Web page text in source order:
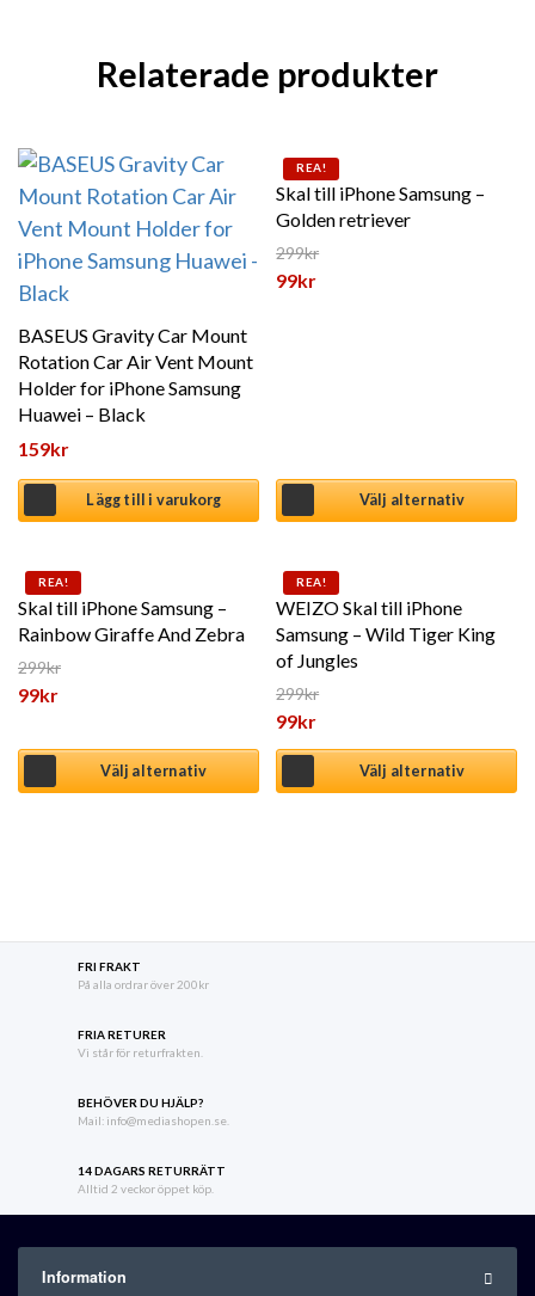
Relaterade produkter
BASEUS Gravity Car Mount
Rotation Car Air Vent Mount
Holder for iPhone Samsung
Huawei – Black
159kr
Lägg till i varukorg
REA!
Skal till iPhone Samsung –
Golden retriever
299kr
Det ursprungliga priset var:
99kr
Välj alternativ
Den här produkten har
REA!
Skal till iPhone Samsung –
Rainbow Giraffe And Zebra
299kr
Det ursprungliga priset var: 299kr.
99kr
Det nuvarande priset är: 99kr.
Välj alternativ
Den här produkten har flera varianter. De olika
REA!
WEIZO Skal till iPhone
Samsung – Wild Tiger King
of Jungles
299kr
Det ursprungliga priset var:
99kr
Det nuvarande priset är:
Välj alternativ
Den här produkten har
FRI FRAKT
På alla ordrar över 200kr
FRIA RETURER
Vi står för returfrakten.
BEHÖVER DU HJÄLP?
Mail: info@mediashopen.se.
14 DAGARS RETURRÄTT
Alltid 2 veckor öppet köp.
Information